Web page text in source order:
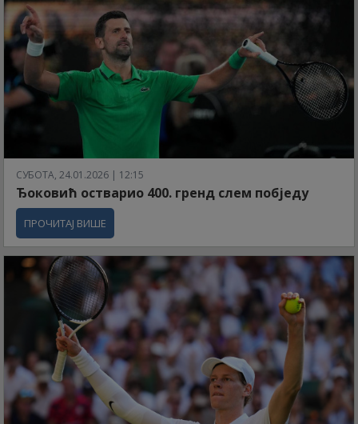
СУБОТА, 24.01.2026 | 12:15
Ђоковић остварио 400. гренд слем побједу
ПРОЧИТАЈ ВИШЕ